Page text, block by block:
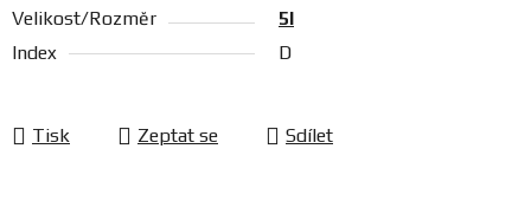
Velikost/Rozměr
5l
Index
D
Tisk Zeptat se Sdílet